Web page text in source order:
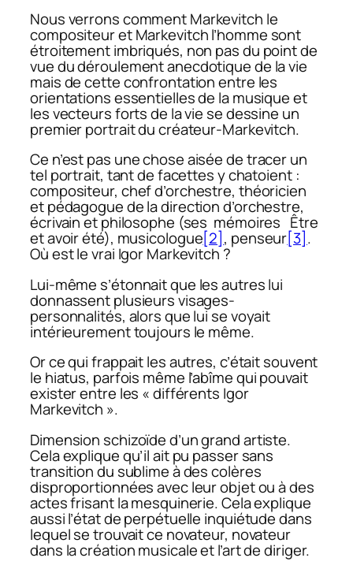
Nous verrons comment Markevitch le
compositeur et Markevitch l’homme sont
étroitement imbriqués, non pas du point de
vue du déroulement anecdotique de la vie
mais de cette confrontation entre les
orientations essentielles de la musique et
les vecteurs forts de la vie se dessine un
premier portrait du créateur-Markevitch.
Ce n’est pas une chose aisée de tracer un
tel portrait, tant de facettes y chatoient :
compositeur, chef d’orchestre, théoricien
et pédagogue de la direction d’orchestre,
écrivain et philosophe (ses mémoires Être
et avoir été), musicologue[2], penseur[3].
Où est le vrai Igor Markevitch ?
Lui-même s’étonnait que les autres lui
donnassent plusieurs visages-
personnalités, alors que lui se voyait
intérieurement toujours le même.
Or ce qui frappait les autres, c’était souvent
le hiatus, parfois même l’abîme qui pouvait
exister entre les « différents Igor
Markevitch ».
Dimension schizoïde d’un grand artiste.
Cela explique qu’il ait pu passer sans
transition du sublime à des colères
disproportionnées avec leur objet ou à des
actes frisant la mesquinerie. Cela explique
aussi l’état de perpétuelle inquiétude dans
lequel se trouvait ce novateur, novateur
dans la création musicale et l’art de diriger.